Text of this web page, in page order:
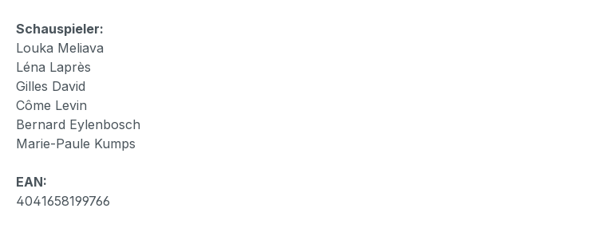
Schauspieler:
Louka Meliava
Léna Laprès
Gilles David
Côme Levin
Bernard Eylenbosch
Marie-Paule Kumps
EAN:
4041658199766